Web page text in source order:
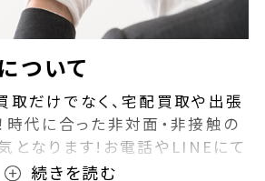
ついて
取だけでなく、宅配買取や出張
時代に合った非対面・非接触の
となります!お電話やLINEにて
なっております！また無料の宅